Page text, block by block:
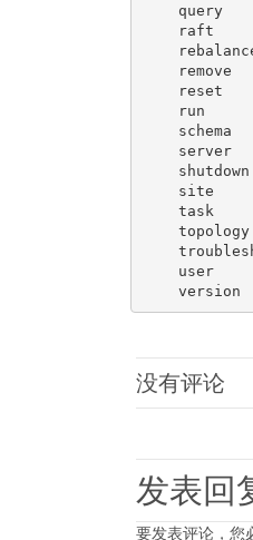
query
raft
remove
reset
run
schema
server
site
task
user
没有评论
发表回
要发表评论，您